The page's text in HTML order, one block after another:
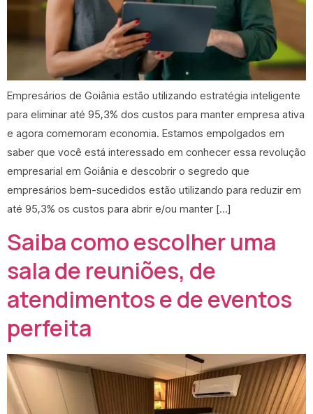
Empresários de Goiânia estão utilizando estratégia inteligente
para eliminar até 95,3% dos custos para manter empresa ativa
e agora comemoram economia. Estamos empolgados em
saber que você está interessado em conhecer essa revolução
empresarial em Goiânia e descobrir o segredo que
empresários bem-sucedidos estão utilizando para reduzir em
até 95,3% os custos para abrir e/ou manter […]
Saiba como escolher uma
sala de reuniões, de
atendimentos e de eventos
perfeita